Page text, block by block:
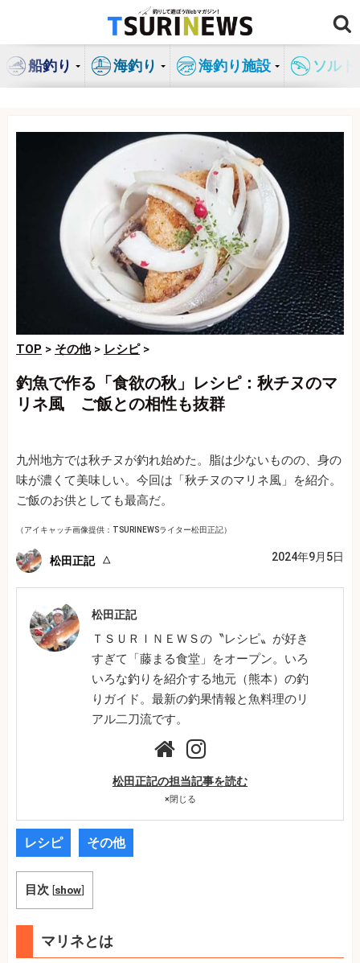
ン
船釣り 海釣り 海釣り施設 ソル
TOP > その他> レシピ>
釣魚で作る「食欲の秋」レシピ：秋チヌのマ
リネ風 ご飯との相性も抜群
九州地方では秋チヌが釣れ始めた。脂は少ないものの、身の
味が濃くて美味しい。今回は「秋チヌのマリネ風」を紹介。
ご飯のお供としても最高だ。
（アイキャッチ画像提供：TSURINEWSライター松田正記）
松田正記 2024年9月5日
松田正記
ＴＳＵＲＩＮＥＷＳの〝レシピ〟が好き
すぎて「藤まる食堂」をオープン。いろ
いろな釣りを紹介する地元（熊本）の釣
りガイド。最新の釣果情報と魚料理のリ
アル二刀流です。
松田正記の担当記事を読む
×閉じる
レシピ その他
目次 [show]
マリネとは